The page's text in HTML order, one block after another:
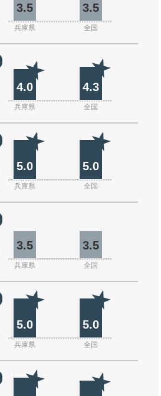
3.5 3.5
兵庫県 全国
4.0 4.3
兵庫県 全国
5.0 5.0
兵庫県 全国
3.5 3.5
兵庫県 全国
5.0 5.0
兵庫県 全国